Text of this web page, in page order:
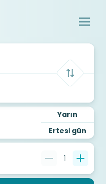
Yarın
Ertesi gün
1